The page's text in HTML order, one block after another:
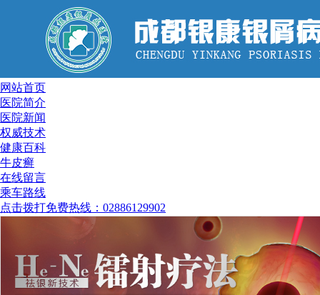
网站首页
医院简介
医院新闻
权威技术
健康百科
牛皮癣
在线留言
乘车路线
点击拨打免费热线：02886129902